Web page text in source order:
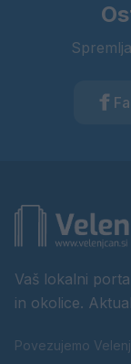
Vaš lokalni
in okolice.
Povezujemo